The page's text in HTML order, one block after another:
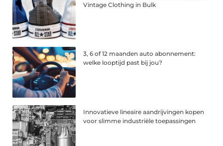
Vintage Clothing in Bulk
3, 6 of 12 maanden auto abonnement:
welke looptijd past bij jou?
Innovatieve lineaire aandrijvingen kopen
voor slimme industriële toepassingen